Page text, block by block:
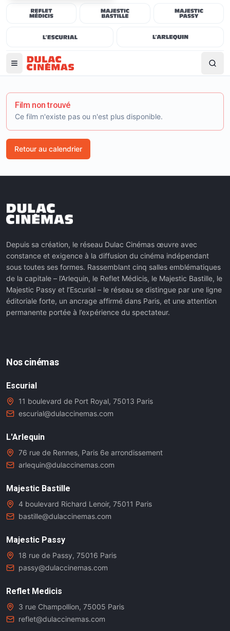
Film non trouvé
Ce film n'existe pas ou n'est plus disponible.
Retour au calendrier
Depuis sa création, le réseau Dulac Cinémas œuvre avec
constance et exigence à la diffusion du cinéma indépendant
sous toutes ses formes. Rassemblant cinq salles emblématiques
de la capitale – l’Arlequin, le Reflet Médicis, le Majestic Bastille, le
Majestic Passy et l’Escurial – le réseau se distingue par une ligne
éditoriale forte, un ancrage affirmé dans Paris, et une attention
permanente portée à l’expérience du spectateur.
Nos cinémas
Escurial
11 boulevard de Port Royal, 75013 Paris
escurial@dulaccinemas.com
L'Arlequin
76 rue de Rennes, Paris 6e arrondissement
arlequin@dulaccinemas.com
Majestic Bastille
4 boulevard Richard Lenoir, 75011 Paris
bastille@dulaccinemas.com
Majestic Passy
18 rue de Passy, 75016 Paris
passy@dulaccinemas.com
Reflet Medicis
3 rue Champollion, 75005 Paris
reflet@dulaccinemas.com